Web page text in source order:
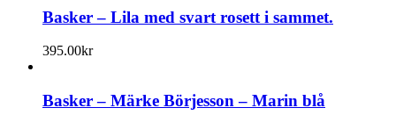
Basker – Lila med svart rosett i sammet.
395.00kr
Basker – Märke Börjesson – Marin blå